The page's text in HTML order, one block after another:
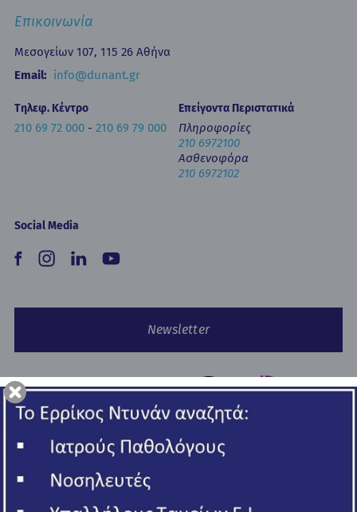
Εκπαίδευση
Έντυπα
Επικοινωνία
Μεσογείων 107, 115 26 Αθήνα
Email: info@dunant.gr
Τηλεφ. Κέντρο
210 69 72 000- 210 69 79 000
Επείγοντα Περιστατικά
Πληροφορίες
210 6972100
Ασθενοφόρα
210 6972102
Social Media
Newsletter
Copyright © 2026 Ερρίκος Ντυνάν Hospital Center.
All rights reserved